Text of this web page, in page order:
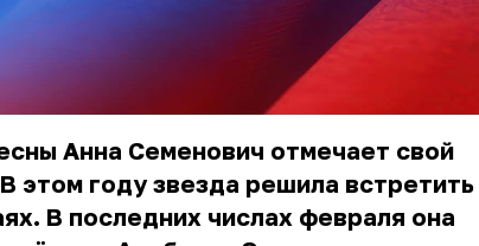
Анна Семенович отмечает свой
этом году звезда решила встретить
В последних числах февраля она